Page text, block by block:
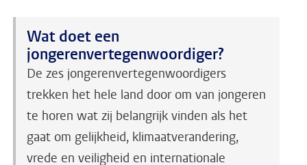
Wat doet een
jongerenvertegenwoordiger?
De zes jongerenvertegenwoordigers
trekken het hele land door om van jongeren
te horen wat zij belangrijk vinden als het
gaat om gelijkheid, klimaatverandering,
vrede en veiligheid en internationale